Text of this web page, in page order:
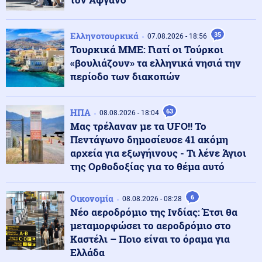
Κοινωνία
Συγκλονιστικό τροχαίο: Αυτοκίνητο συγκρούστηκε με
μηχανή αστυνομικών της ΔΙΑΣ στο Λαγονήσι
Ένοπλες Συρράξεις
Καταγγελία για νυχτερινή είσοδο ισραηλινών
στρατευμάτων σε χωριό του Λιβάνου - Τι απαντά το
Ισραήλ
Ελληνοτουρκικά 08.08.2026 - 23:00
Ανάλυση: Η Ελληνική αντίδραση μετά την τριμερή
συμφωνία Τουρκίας-Πακιστάν-Σ. Αραβίας στη Μέκκα
Κόσμος 08.08.2026 - 22:53
Η Τουρκία ζητά "μορατόριουμ" Ρωσίας - Ουκρανίας
στις επιθέσεις κατά εμπορικών πλοίων στη Μαύρη
Θάλασσα
Ελληνοτουρκικά 07.08.2026 - 18:56 35
Τουρκικά ΜΜΕ: Γιατί οι Τούρκοι
«βουλιάζουν» τα ελληνικά νησιά την
περίοδο των διακοπών
ΗΠΑ 08.08.2026 - 18:04 63
Μας τρέλαναν με τα UFO!! Το
Πεντάγωνο δημοσίευσε 41 ακόμη
αρχεία για εξωγήινους - Τι λένε Άγιοι
της Ορθοδοξίας για το θέμα αυτό
Οικονομία 08.08.2026 - 08:28 6
Νέο αεροδρόμιο της Ινδίας: Έτσι θα
μεταμορφώσει το αεροδρόμιο στο
Καστέλι – Ποιο είναι το όραμα για
Ελλάδα